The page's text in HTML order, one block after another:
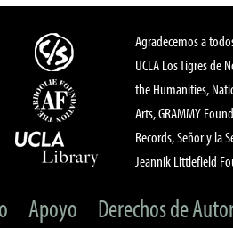
Agradecemos a
UCLA Los Tigres
the Humanities,
Arts, GRAMMY
Records, Señor y la
Jeannik Littlefield
Apoyo Derechos de